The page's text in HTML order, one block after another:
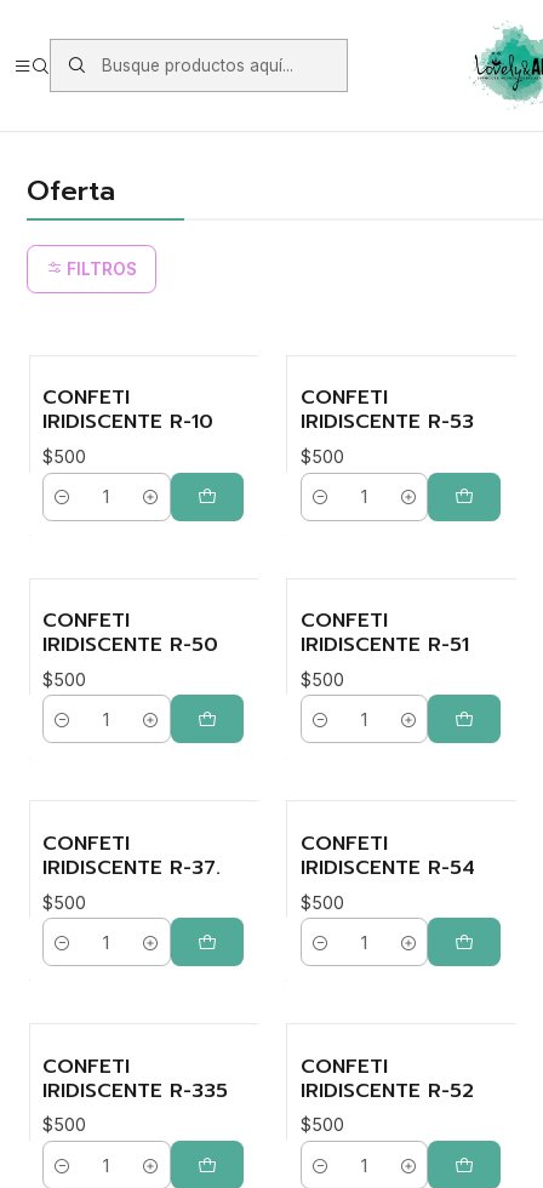
https://www.starken.cl/
Oferta
FILTROS
CONFETI
IRIDISCENTE R-10
$500
Cantidad
CONFETI
IRIDISCENTE R-53
$500
Cantidad
CONFETI
IRIDISCENTE R-50
$500
Cantidad
CONFETI
IRIDISCENTE R-51
$500
Cantidad
CONFETI
IRIDISCENTE R-37.
$500
Cantidad
CONFETI
IRIDISCENTE R-54
$500
Cantidad
CONFETI
IRIDISCENTE R-335
$500
Cantidad
CONFETI
IRIDISCENTE R-52
$500
Cantidad